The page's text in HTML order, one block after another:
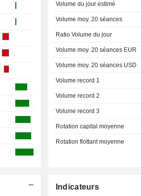
Volume du jour estimé
Volume moy. 20 séances
Ratio Volume du jour
Volume moy. 20 séances EUR
Volume moy. 20 séances USD
Volume record 1
Volume record 2
Volume record 3
Rotation capital moyenne
Rotation flottant moyenne
Indicateurs